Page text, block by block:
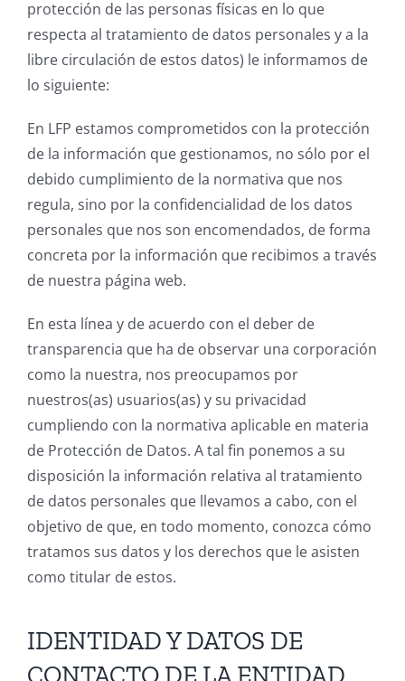
protección de las personas físicas en lo que
respecta al tratamiento de datos personales y a la
libre circulación de estos datos) le informamos de
lo siguiente:
En LFP estamos comprometidos con la protección
de la información que gestionamos, no sólo por el
debido cumplimiento de la normativa que nos
regula, sino por la confidencialidad de los datos
personales que nos son encomendados, de forma
concreta por la información que recibimos a través
de nuestra página web.
En esta línea y de acuerdo con el deber de
transparencia que ha de observar una corporación
como la nuestra, nos preocupamos por
nuestros(as) usuarios(as) y su privacidad
cumpliendo con la normativa aplicable en materia
de Protección de Datos. A tal fin ponemos a su
disposición la información relativa al tratamiento
de datos personales que llevamos a cabo, con el
objetivo de que, en todo momento, conozca cómo
tratamos sus datos y los derechos que le asisten
como titular de estos.
IDENTIDAD Y DATOS DE
CONTACTO DE LA ENTIDAD